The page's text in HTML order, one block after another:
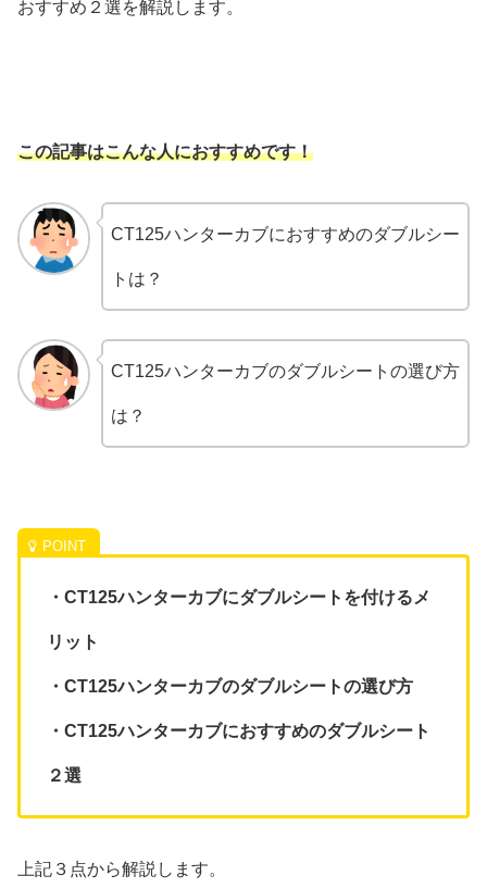
おすすめ２選を解説します。
この記事はこんな人におすすめです！
CT125ハンターカブにおすすめのダブルシー
トは？
CT125ハンターカブのダブルシートの選び方
は？
・CT125ハンターカブにダブルシートを付けるメ
リット
・CT125ハンターカブのダブルシートの選び方
・CT125ハンターカブにおすすめのダブルシート
２選
上記３点から解説します。